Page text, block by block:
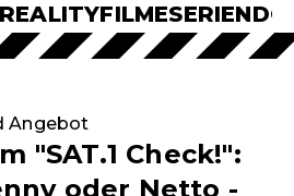
REALITYFILMESERIEN
Angebot
"SAT.1 Check!":
oder Netto -